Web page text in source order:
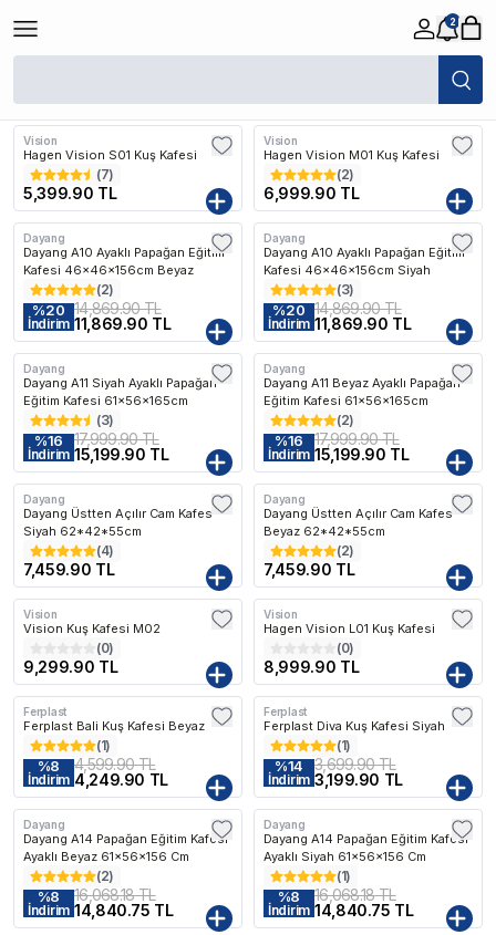
2
/
Kargo Bedava
Vision
Hagen Vision S01 Kuş Kafesi
(7)
5,399.90 TL
Kargo Bedava
Vision
Hagen Vision M01 Kuş Kafesi
(2)
6,999.90 TL
Kargo Bedava
Dayang
Dayang A10 Ayaklı Papağan Eğitim
Kafesi 46x46x156cm Beyaz
(2)
%20
İndirim
14,869.90 TL
11,869.90 TL
Kargo Bedava
Dayang
Dayang A10 Ayaklı Papağan Eğitim
Kafesi 46x46x156cm Siyah
(3)
%20
İndirim
14,869.90 TL
11,869.90 TL
Kargo Bedava
Dayang
Dayang A11 Siyah Ayaklı Papağan
Eğitim Kafesi 61x56x165cm
(3)
%16
İndirim
17,999.90 TL
15,199.90 TL
Kargo Bedava
Dayang
Dayang A11 Beyaz Ayaklı Papağan
Eğitim Kafesi 61x56x165cm
(2)
%16
İndirim
17,999.90 TL
15,199.90 TL
Kargo Bedava
Dayang
Dayang Üstten Açılır Cam Kafes
Siyah 62*42*55cm
(4)
7,459.90 TL
Kargo Bedava
Dayang
Dayang Üstten Açılır Cam Kafes
Beyaz 62*42*55cm
(2)
7,459.90 TL
Kargo Bedava
Vision
Vision Kuş Kafesi M02
(0)
9,299.90 TL
Kargo Bedava
Vision
Hagen Vision L01 Kuş Kafesi
(0)
8,999.90 TL
Kargo Bedava
Ferplast
Ferplast Bali Kuş Kafesi Beyaz
(1)
%8
İndirim
4,599.90 TL
4,249.90 TL
Kargo Bedava
Ferplast
Ferplast Diva Kuş Kafesi Siyah
(1)
%14
İndirim
3,699.90 TL
3,199.90 TL
Kargo Bedava
Dayang
Dayang A14 Papağan Eğitim Kafesi
Ayaklı Beyaz 61x56x156 Cm
(2)
%8
İndirim
16,068.18 TL
14,840.75 TL
Kargo Bedava
Dayang
Dayang A14 Papağan Eğitim Kafesi
Ayaklı Siyah 61x56x156 Cm
(1)
%8
İndirim
16,068.18 TL
14,840.75 TL